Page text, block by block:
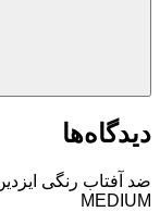
دیدگاه‌ها
MEDIUM